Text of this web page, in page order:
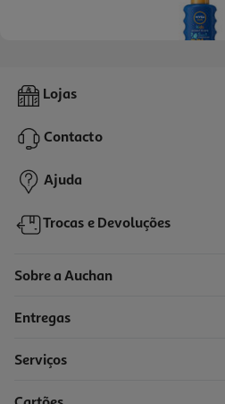
Protetor Solar Para Crianças Spray
Care Nivea Sun 200 Ml
12,48 €
Lojas
Contacto
Ajuda
Trocas e Devoluções
Sobre a Auchan
Entregas
Serviços